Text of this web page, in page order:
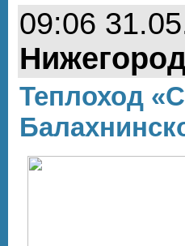
09:06
Теплоход